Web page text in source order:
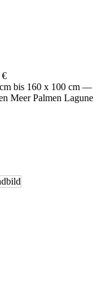
€
bis 160 x 100 cm —
Meer Palmen Lagune